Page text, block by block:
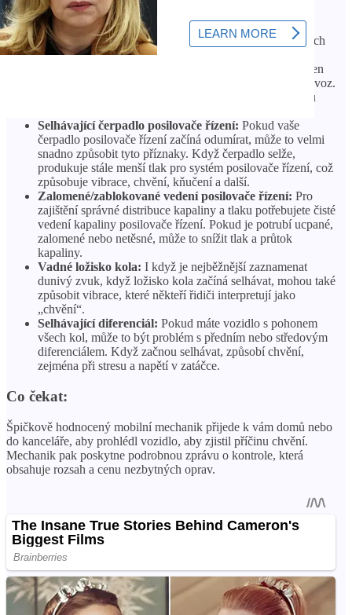
Běžné důvody pro toto:
Nízká kapalina posilovače řízení:Jedním z nejčastějších
důvodů chvění při zatáčení je nízký výkon kapaliny v
posilovači řízení. Pokud je hladina kapaliny nízká, hřeben
posilovače řízení a čerpadlo nemají správný tlak pro provoz.
Mohlo by to také naznačovat netěsnost někde v systému
Selhávající čerpadlo posilovače řízení: Pokud vaše
čerpadlo posilovače řízení začíná odumírat, může to velmi
snadno způsobit tyto příznaky. Když čerpadlo selže,
produkuje stále menší tlak pro systém posilovače řízení, což
způsobuje vibrace, chvění, kňučení a další.
Zalomené/zablokované vedení posilovače řízení: Pro
zajištění správné distribuce kapaliny a tlaku potřebujete čisté
vedení kapaliny posilovače řízení. Pokud je potrubí ucpané,
zalomené nebo netěsné, může to snížit tlak a průtok
kapaliny.
Vadné ložisko kola: I když je nejběžnější zaznamenat
dunivý zvuk, když ložisko kola začíná selhávat, mohou také
způsobit vibrace, které někteří řidiči interpretují jako
„chvění“.
Selhávající diferenciál: Pokud máte vozidlo s pohonem
všech kol, může to být problém s předním nebo středovým
diferenciálem. Když začnou selhávat, způsobí chvění,
zejména při stresu a napětí v zatáčce.
Co čekat:
Špičkově hodnocený mobilní mechanik přijede k vám domů nebo
do kanceláře, aby prohlédl vozidlo, aby zjistil příčinu chvění.
Mechanik pak poskytne podrobnou zprávu o kontrole, která
obsahuje rozsah a cenu nezbytných oprav.